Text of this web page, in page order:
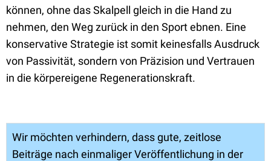
können, ohne das Skalpell gleich in die Hand zu
nehmen, den Weg zurück in den Sport ebnen. Eine
konservative Strategie ist somit keinesfalls Ausdruck
von Passivität, sondern von Präzision und Vertrauen
in die körpereigene Regenerationskraft.
Wir möchten verhindern, dass gute, zeitlose
Beiträge nach einmaliger Veröffentlichung in der